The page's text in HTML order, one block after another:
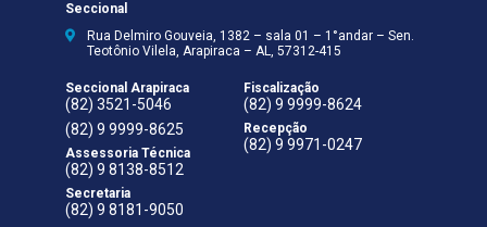
Seccional
Rua Delmiro Gouveia, 1382 – sala 01 – 1°andar – Sen.
Teotônio Vilela, Arapiraca – AL, 57312-415
Seccional Arapiraca
(82) 3521-5046
(82) 9 9999-8625
Assessoria Técnica
(82) 9 8138-8512
Secretaria
(82) 9 8181-9050
Fiscalização
(82) 9 9999-8624
Recepção
(82) 9 9971-0247